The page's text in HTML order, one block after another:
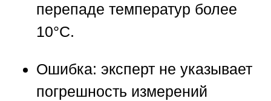
перепаде температур более
10°C.
Ошибка: эксперт не указывает
погрешность измерений